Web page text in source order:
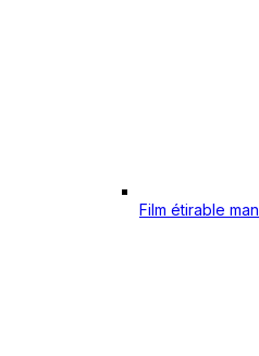
Film étirable